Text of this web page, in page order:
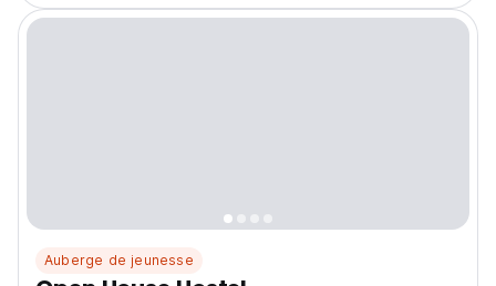
Auberge de jeunesse